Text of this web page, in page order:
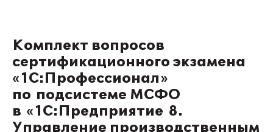
Комплект вопросов
сертификационного экзамена
«1С:Профессионал»
по подсистеме МСФО
в «1С:Предприятие 8.
Управление производственным